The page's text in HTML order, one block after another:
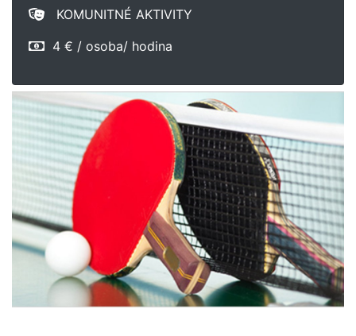
KOMUNITNÉ AKTIVITY
4 € / osoba/ hodina